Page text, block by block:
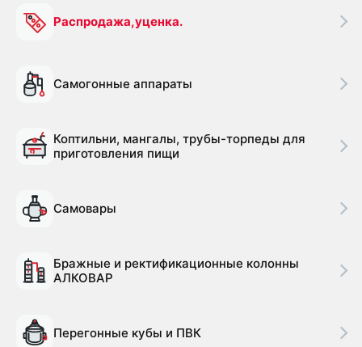
Распродажа,уценка.
Самогонные аппараты
Коптильни, мангалы, трубы-торпеды для
приготовления пищи
Самовары
Бражные и ректификационные колонны
АЛКОВАР
Перегонные кубы и ПВК